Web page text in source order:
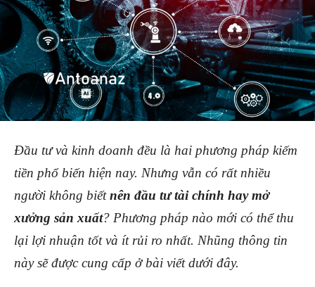
Đầu tư và kinh doanh đều là hai phương pháp kiếm
tiền phổ biến hiện nay. Nhưng vẫn có rất nhiều
người không biếtnên đầu tư tài chính hay mở
xưởng sản xuất? Phương pháp nào mới có thể thu
lại lợi nhuận tốt và ít rủi ro nhất. Nhũng thông tin
này sẽ được cung cấp ở bài viết dưới đây.